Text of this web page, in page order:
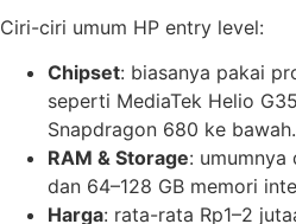
Ciri-ciri umum HP entry level:
Chipset: biasanya pakai
seperti MediaTek Helio
Snapdragon 680 ke bawah.
RAM & Storage: umumnya
dan 64–128 GB memori
Harga: rata-rata Rp1–2